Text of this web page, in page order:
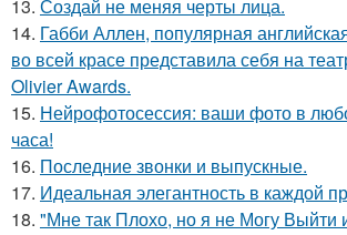
13. Создай не меняя черты лица.
14. Габби Аллен, популярная
во всей красе представила себя на
Olivier Awards.
15. Нейрофотосессия: ваши фото в
часа!
16. Последние звонки и выпускные.
17. Идеальная элегантность в каждой
18. "Мне так Плохо, но я не Могу Выйти